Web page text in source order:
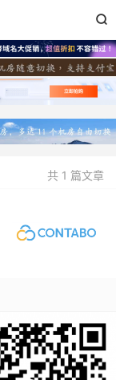

共 1 篇文章